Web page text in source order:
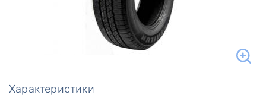
Характеристики